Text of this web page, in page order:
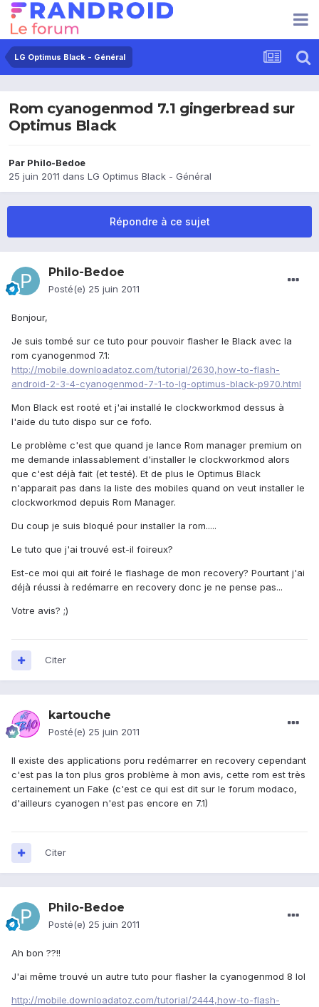
LG Optimus Black - Général
Rom cyanogenmod 7.1 gingerbread sur
Optimus Black
Par Philo-Bedoe
25 juin 2011 dans LG Optimus Black - Général
Répondre à ce sujet
Philo-Bedoe
Posté(e) 25 juin 2011
Bonjour,
Je suis tombé sur ce tuto pour pouvoir flasher le Black avec la
rom cyanogenmod 7.1:
http://mobile.downloadatoz.com/tutorial/2630,how-to-flash-
android-2-3-4-cyanogenmod-7-1-to-lg-optimus-black-p970.html
Mon Black est rooté et j'ai installé le clockworkmod dessus à
l'aide du tuto dispo sur ce fofo.
Le problème c'est que quand je lance Rom manager premium on
me demande inlassablement d'installer le clockworkmod alors
que c'est déjà fait (et testé). Et de plus le Optimus Black
n'apparait pas dans la liste des mobiles quand on veut installer le
clockworkmod depuis Rom Manager.
Du coup je suis bloqué pour installer la rom.....
Le tuto que j'ai trouvé est-il foireux?
Est-ce moi qui ait foiré le flashage de mon recovery? Pourtant j'ai
déjà réussi à redémarre en recovery donc je ne pense pas...
Votre avis? ;)
Citer
kartouche
Posté(e) 25 juin 2011
Il existe des applications poru redémarrer en recovery cependant
c'est pas la ton plus gros problème à mon avis, cette rom est très
certainement un Fake (c'est ce qui est dit sur le forum modaco,
d'ailleurs cyanogen n'est pas encore en 7.1)
Citer
Philo-Bedoe
Posté(e) 25 juin 2011
Ah bon ??!!
J'ai même trouvé un autre tuto pour flasher la cyanogenmod 8 lol
http://mobile.downloadatoz.com/tutorial/2444,how-to-flash-